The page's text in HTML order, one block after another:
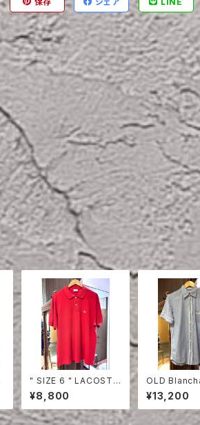
" SIZE 6 " LACOSTE
POLO SHIRT RED
¥8,800
OLD
PE
LEEVE SHIRT
¥13,200